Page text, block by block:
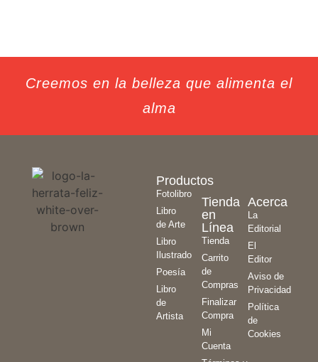
Creemos en la belleza que alimenta el
alma
Productos
Fotolibro
Libro
de Arte
Libro
Ilustrado
Poesía
Libro
de
Artista
Tienda
en
Línea
Tienda
Carrito
de
Compras
Finalizar
Compra
Mi
Cuenta
Acerca
La
Editorial
El
Editor
Aviso de
Privacidad
Política
de
Cookies